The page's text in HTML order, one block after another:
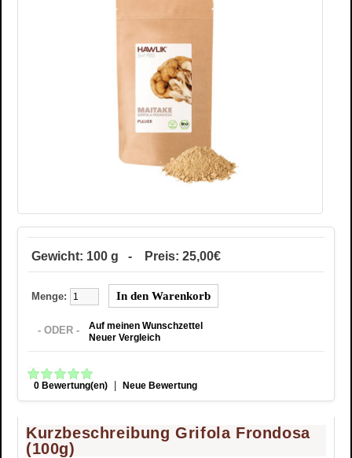
Gewicht: 100 g - Preis: 25,00€
Menge:
- ODER -
Auf meinen Wunschzettel
Neuer Vergleich
0 Bewertung(en) | Neue Bewertung
Kurzbeschreibung Grifola Frondosa
(100g)